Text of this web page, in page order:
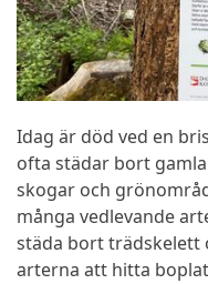
Idag är död ved en
ofta städar bort
skogar och
många vedlevande
städa bort trädskelett
arterna att hitta